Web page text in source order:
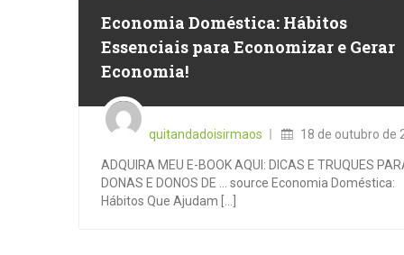
Economia Doméstica: Hábitos
Essenciais para Economizar e Gerar
Economia!
quitandadoisirmaos
Posted
on
18 de outubro de
ADQUIRA MEU E-BOOK AQUI: DICAS E TRUQUES
DONAS E DONOS DE … source Economia Doméstica:
Hábitos Que Ajudam [...]